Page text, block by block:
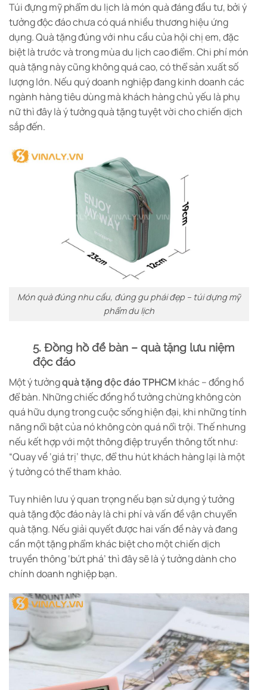
Túi đựng mỹ phẩm du lịch là món quà đáng đầu tư, bởi ý
tưởng độc đáo chưa có quá nhiều thương hiệu ứng
dụng. Quà tặng đúng với nhu cầu của hội chị em, đặc
biệt là trước và trong mùa du lịch cao điểm. Chi phí món
quà tặng này cũng không quá cao, có thể sản xuất số
lượng lớn. Nếu quý doanh nghiệp đang kinh doanh các
ngành hàng tiêu dùng mà khách hàng chủ yếu là phụ
nữ thì đây là ý tưởng quà tặng tuyệt vời cho chiến dịch
sắp đến.
Món quà đúng nhu cầu, đúng gu phái đẹp – túi dựng mỹ
phẩm du lịch
5. Đồng hồ để bàn – quà tặng lưu niệm
độc đáo
Một ý tưởngquà tặng độc đáo TPHCM khác – đồng hồ
để bàn. Những chiếc đồng hồ tưởng chừng không còn
quá hữu dụng trong cuộc sống hiện đại, khi những tính
năng nổi bật của nó không còn quá nổi trội. Thế nhưng
nếu kết hợp với một thông điệp truyền thông tốt như:
“Quay về ‘giá trị’ thực, để thu hút khách hàng lại là một
ý tưởng có thể tham khảo.
Tuy nhiên lưu ý quan trọng nếu bạn sử dụng ý tưởng
quà tặng độc đáo này là chi phí và vấn đề vận chuyển
quà tặng. Nếu giải quyết được hai vấn đề này và đang
cần một tặng phẩm khác biệt cho một chiến dịch
truyền thông ‘bứt phá’ thì đây sẽ là ý tưởng dành cho
chính doanh nghiệp bạn.